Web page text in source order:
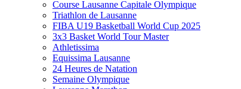
Course Lausanne Capitale Olympique
Triathlon de Lausanne
FIBA U19 Basketball World Cup 2025
3x3 Basket World Tour Master
Athletissima
Equissima Lausanne
24 Heures de Natation
Semaine Olympique